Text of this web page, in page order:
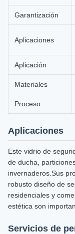
Garantización
Aplicaciones
Aplicación
Materiales
Proceso
Aplicaciones
Este vidrio de
de ducha,
invernaderos.Sus
robusto diseño de
residenciales y
estética son
Servicios de